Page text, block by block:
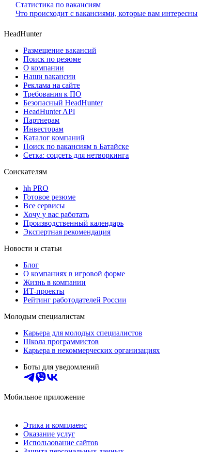
Статистика по вакансиям
Что происходит с вакансиями, которые вам интересны
HeadHunter
Размещение вакансий
Поиск по резюме
О компании
Наши вакансии
Реклама на сайте
Требования к ПО
Безопасный HeadHunter
HeadHunter API
Партнерам
Инвесторам
Каталог компаний
Поиск по вакансиям в Батайске
Сетка: соцсеть для нетворкинга
Соискателям
hh PRO
Готовое резюме
Все сервисы
Хочу у вас работать
Производственный календарь
Экспертная рекомендация
Новости и статьи
Блог
О компаниях в игровой форме
Жизнь в компании
ИТ-проекты
Рейтинг работодателей России
Молодым специалистам
Карьера для молодых специалистов
Школа программистов
Карьера в некоммерческих организациях
Боты для уведомлений
Мобильное приложение
Этика и комплаенс
Оказание услуг
Использование сайтов